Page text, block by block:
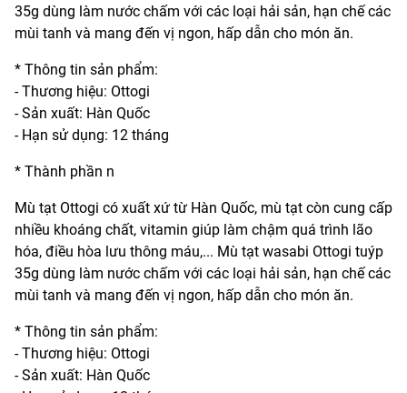
35g dùng làm nước chấm với các loại hải sản, hạn chế các
mùi tanh và mang đến vị ngon, hấp dẫn cho món ăn.
* Thông tin sản phẩm:
- Thương hiệu: Ottogi
- Sản xuất: Hàn Quốc
- Hạn sử dụng: 12 tháng
* Thành phần n
Mù tạt Ottogi có xuất xứ từ Hàn Quốc, mù tạt còn cung cấp
nhiều khoáng chất, vitamin giúp làm chậm quá trình lão
hóa, điều hòa lưu thông máu,... Mù tạt wasabi Ottogi tuýp
35g dùng làm nước chấm với các loại hải sản, hạn chế các
mùi tanh và mang đến vị ngon, hấp dẫn cho món ăn.
* Thông tin sản phẩm:
- Thương hiệu: Ottogi
- Sản xuất: Hàn Quốc